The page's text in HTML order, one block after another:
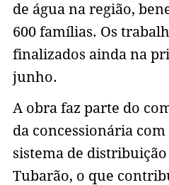
de água na região,
600 famílias. Os
finalizados ainda na
junho.
A obra faz parte do
da concessionária
sistema de distribuição
Tubarão, o que